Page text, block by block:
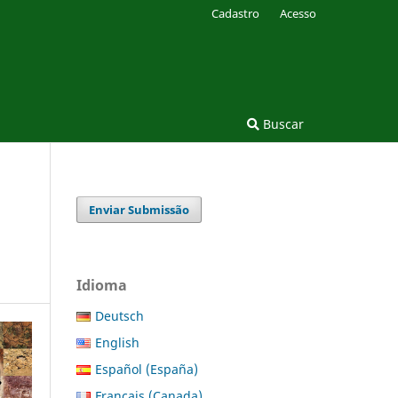
Buscar
Cadastro Acesso
Enviar Submissão
Idioma
Deutsch
English
Español (España)